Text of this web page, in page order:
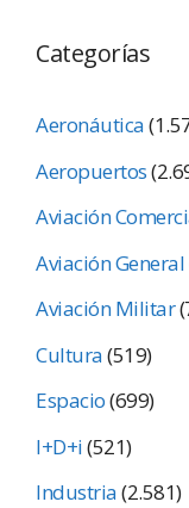
Categorías
Aeronáutica
Aeropuertos
Aviación
Aviación General
Aviación Militar
Cultura(519)
Espacio(699)
I+D+i(521)
Industria(2.581)